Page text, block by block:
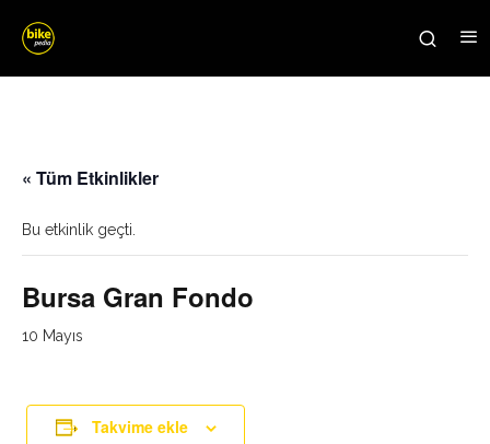
« Tüm Etkinlikler
Bu etkinlik geçti.
Bursa Gran Fondo
10 Mayıs
Takvime ekle